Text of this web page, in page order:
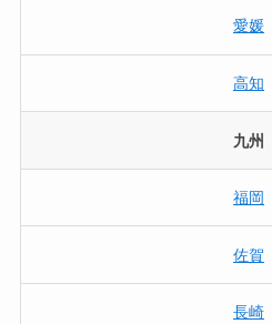
愛媛
高知
九州
福岡
佐賀
長崎